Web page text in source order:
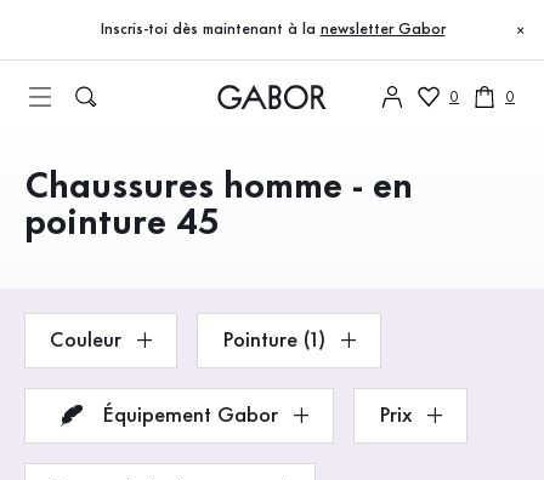
Accéder au contenu principal
Accéder à la table des matières
Accéder à la navigation principale
Inscris-toi dès maintenant à la newsletter Gabor ×
0 0
Produits
Chaussures homme - en
pointure 45
Couleur Pointure (1)
Équipement Gabor Prix